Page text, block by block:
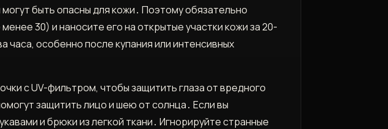
быть опасны для кожи․ Поэтому обязательно
30) и наносите его на открытые участки кожи за 20-
часа, особенно после купания или интенсивных
с UV-фильтром, чтобы защитить глаза от вредного
защитить лицо и шею от солнца․ Если вы
и брюки из легкой ткани․ Игнорируйте странные